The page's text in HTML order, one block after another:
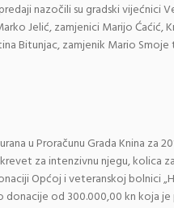
nazočili su gradski vijećnici
Jelić, zamjenici Marijo Ćaćić,
Bitunjac, zamjenik Mario
u Proračunu Grada Knina za
za intenzivnu njegu, kolica
Općoj i veteranskoj bolnici
od 300.000,00 kn koja je